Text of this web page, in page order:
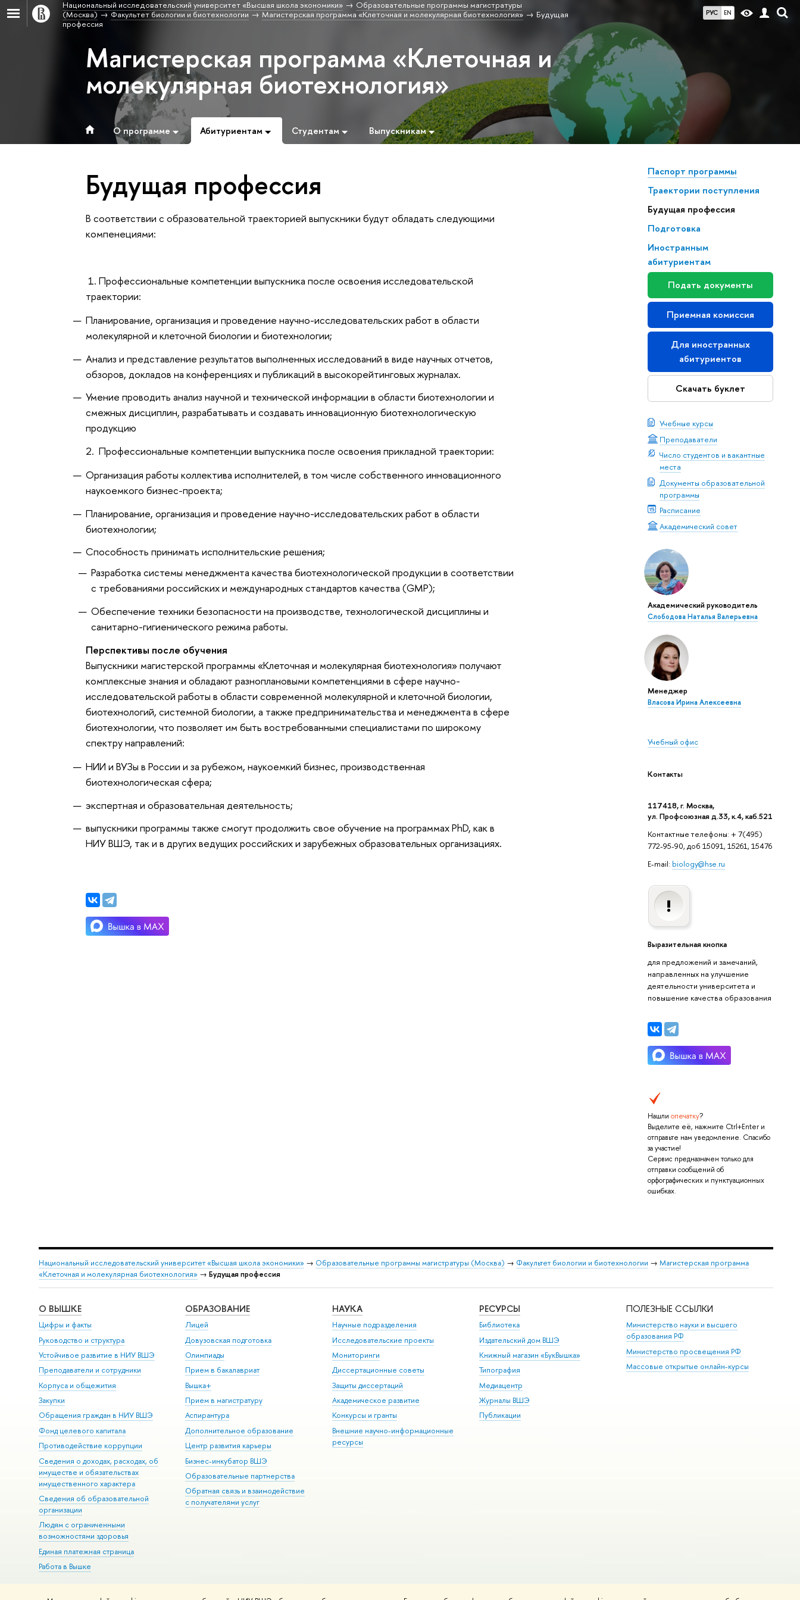
РУС EN
Национальный исследовательский университет «Высшая школа экономики»
Образовательные программы магистратуры
(Москва)
Факультет биологии и биотехнологии Магистерская программа «Клеточная и молекулярная биотехнология»
Будущая
профессия
Магистерская программа «Клеточная и
молекулярная биотехнология»
О программе Абитуриентам Студентам Выпускникам
Паспорт программы
Траектории поступления
Будущая профессия
Подготовка
Иностранным
абитуриентам
Подать документы
Приемная комиссия
Для иностранных
абитуриентов
Скачать буклет
Учебные курсы
Преподаватели
Число студентов и вакантные
места
Документы образовательной
программы
Расписание
Академический совет
Академический руководитель
Слободова Наталья Валерьевна
Менеджер
Власова Ирина Алексеевна
Учебный офис
Контакты
117418, г. Москва,
ул. Профсоюзная д.33, к.4, каб.521
Контактные телефоны: + 7(495)
772-95-90, доб 15091, 15261, 15476
E-mail: biology@hse.ru
Выразительная кнопка
для предложений и замечаний,
направленных на улучшение
деятельности университета и
повышение качества образования
Нашли опечатку?
Выделите её, нажмите Ctrl+Enter и
отправьте нам уведомление. Спасибо
за участие!
Сервис предназначен только для
отправки сообщений об
орфографических и пунктуационных
ошибках.
Будущая профессия
В соответствии с образовательной траекторией выпускники будут обладать следующими
компенециями:
1. Профессиональные компетенции выпускника после освоения исследовательской
траектории:
Планирование, организация и проведение научно-исследовательских работ в области
молекулярной и клеточной биологии и биотехнологии;
Анализ и представление результатов выполненных исследований в виде научных отчетов,
обзоров, докладов на конференциях и публикаций в высокорейтинговых журналах.
Умение проводить анализ научной и технической информации в области биотехнологии и
смежных дисциплин, разрабатывать и создавать инновационную биотехнологическую
продукцию
2. Профессиональные компетенции выпускника после освоения прикладной траектории:
Организация работы коллектива исполнителей, в том числе собственного инновационного
наукоемкого бизнес-проекта;
Планирование, организация и проведение научно-исследовательских работ в области
биотехнологии;
Способность принимать исполнительские решения;
Разработка системы менеджмента качества биотехнологической продукции в соответствии
с требованиями российских и международных стандартов качества (GMP);
Обеспечение техники безопасности на производстве, технологической дисциплины и
санитарно-гигиенического режима работы.
Перспективы после обучения
Выпускники магистерской программы «Клеточная и молекулярная биотехнология» получают
комплексные знания и обладают разноплановыми компетенциями в сфере научно-
исследовательской работы в области современной молекулярной и клеточной биологии,
биотехнологий, системной биологии, а также предпринимательства и менеджмента в сфере
биотехнологии, что позволяет им быть востребованными специалистами по широкому
спектру направлений:
НИИ и ВУЗы в России и за рубежом, наукоемкий бизнес, производственная
биотехнологическая сфера;
экспертная и образовательная деятельность;
выпускники программы также смогут продолжить свое обучение на программах PhD, как в
НИУ ВШЭ, так и в других ведущих российских и зарубежных образовательных организациях.
Национальный исследовательский университет «Высшая школа экономики» → Образовательные программы магистратуры (Москва) → Факультет биологии и биотехнологии → Магистерская программа
«Клеточная и молекулярная биотехнология» → Будущая профессия
О ВЫШКЕ
Цифры и факты
Руководство и структура
Устойчивое развитие в НИУ ВШЭ
Преподаватели и сотрудники
Корпуса и общежития
Закупки
Обращения граждан в НИУ ВШЭ
Фонд целевого капитала
Противодействие коррупции
Сведения о доходах, расходах, об
имуществе и обязательствах
имущественного характера
Сведения об образовательной
организации
Людям с ограниченными
возможностями здоровья
Единая платежная страница
Работа в Вышке
ОБРАЗОВАНИЕ
Лицей
Довузовская подготовка
Олимпиады
Прием в бакалавриат
Вышка+
Прием в магистратуру
Аспирантура
Дополнительное образование
Центр развития карьеры
Бизнес-инкубатор ВШЭ
Образовательные партнерства
Обратная связь и взаимодействие
с получателями услуг
НАУКА
Научные подразделения
Исследовательские проекты
Мониторинги
Диссертационные советы
Защиты диссертаций
Академическое развитие
Конкурсы и гранты
Внешние научно-информационные
ресурсы
РЕСУРСЫ
Библиотека
Издательский дом ВШЭ
Книжный магазин «БукВышка»
Типография
Медиацентр
Журналы ВШЭ
Публикации
ПОЛЕЗНЫЕ ССЫЛКИ
Министерство науки и высшего
образования РФ
Министерство просвещения РФ
Массовые открытые онлайн-курсы